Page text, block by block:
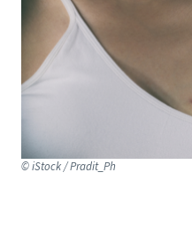
© iStock / Pradit_Ph